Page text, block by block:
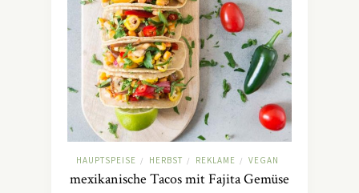
HAUPTSPEISE / HERBST / REKLAME / VEGAN
mexikanische Tacos mit Fajita Gemüse